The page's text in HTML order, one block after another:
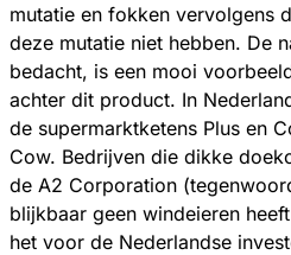
mutatie en fokken vervolgens
deze mutatie niet hebben. De
bedacht, is een mooi
achter dit product. In
de supermarktketens Plus en
Cow. Bedrijven die dikke
de A2 Corporation
blijkbaar geen windeieren
het voor de Nederlandse